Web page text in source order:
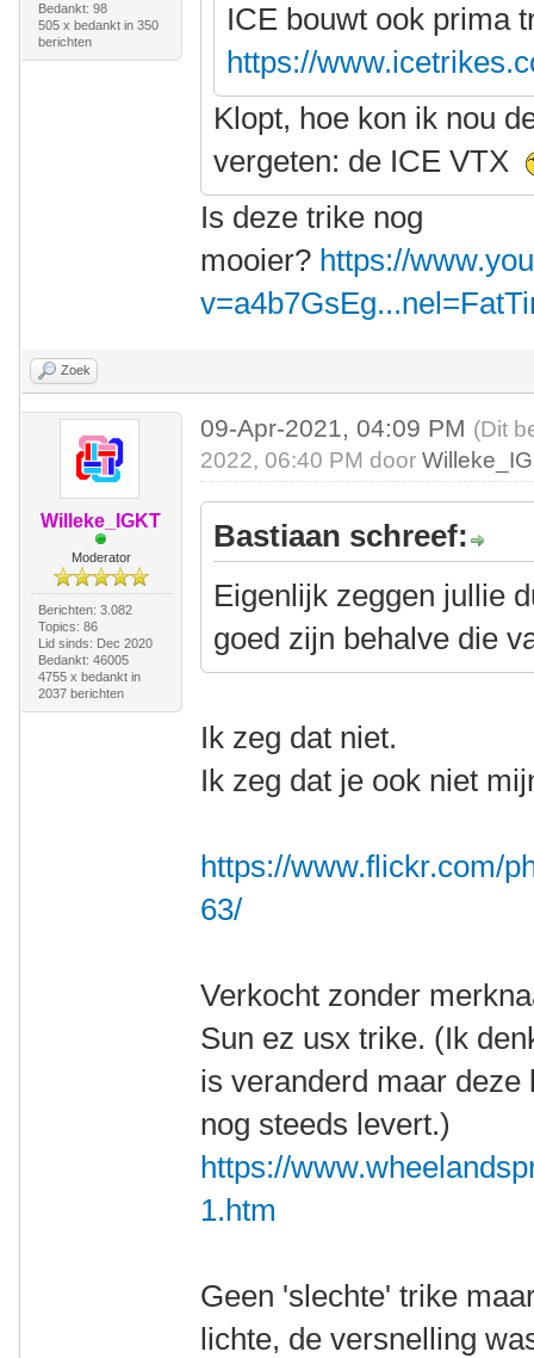
Bedankt: 98
505 x bedankt in 350
berichten
ICE bouwt ook prima
https://
Klopt, hoe kon ik nou
vergeten: de ICE VTX
Is deze trike nog
mooier? https://
Zoek
Willeke_IGKT
Moderator
Berichten: 3.082
Topics: 86
Lid sinds: Dec 2020
Bedankt: 46005
4755 x bedankt in
2037 berichten
09-Apr-2021, 04:09 PM (Dit
2022, 06:40 PM door
Bastiaan schreef:
Eigenlijk zeggen jullie
goed zijn behalve die
Ik zeg dat niet.
Ik zeg dat je ook niet
https://www.flickr.com/
63/
Verkocht zonder
Sun ez usx trike. (Ik
is veranderd maar
nog steeds levert.)
https://
1.htm
Geen 'slechte' trike
lichte, de versnelling